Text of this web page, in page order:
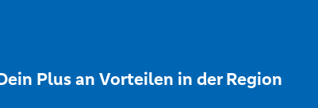
Plus an Vorteilen in der Region